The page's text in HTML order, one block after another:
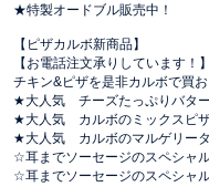
★特製オードブル販売中！
【ピザカルボ新商品】
【お電話注文承りしています！】
チキン&ピザを是非カルボで買お
★大人気 チーズたっぷりバタ
★大人気 カルボのミックスピ
★大人気 カルボのマルゲリータ
☆耳までソーセージのスペシャ
☆耳までソーセージのスペシャ